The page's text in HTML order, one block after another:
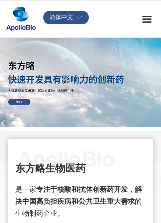
ꀅ
简体中文 끀
东方略生物医药
是一家专注于核酸和抗体创新药开发，解
决中国高负担疾病和公共卫生重大需求的
生物制药企业。